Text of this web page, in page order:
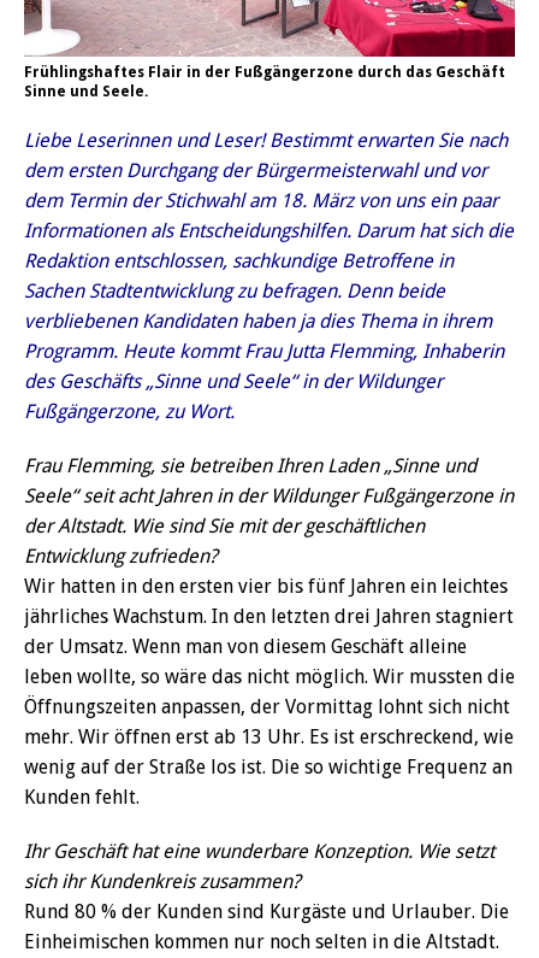
Frühlingshaftes Flair in der Fußgängerzone durch das Geschäft
Sinne und Seele.
Liebe Leserinnen und Leser! Bestimmt erwarten Sie nach
dem ersten Durchgang der Bürgermeisterwahl und vor
dem Termin der Stichwahl am 18. März von uns ein paar
Informationen als Entscheidungshilfen. Darum hat sich die
Redaktion entschlossen, sachkundige Betroffene in
Sachen Stadtentwicklung zu befragen. Denn beide
verbliebenen Kandidaten haben ja dies Thema in ihrem
Programm. Heute kommt Frau Jutta Flemming, Inhaberin
des Geschäfts „Sinne und Seele“ in der Wildunger
Fußgängerzone, zu Wort.
Frau Flemming, sie betreiben Ihren Laden „Sinne und
Seele“ seit acht Jahren in der Wildunger Fußgängerzone in
der Altstadt. Wie sind Sie mit der geschäftlichen
Entwicklung zufrieden?
Wir hatten in den ersten vier bis fünf Jahren ein leichtes
jährliches Wachstum. In den letzten drei Jahren stagniert
der Umsatz. Wenn man von diesem Geschäft alleine
leben wollte, so wäre das nicht möglich. Wir mussten die
Öffnungszeiten anpassen, der Vormittag lohnt sich nicht
mehr. Wir öffnen erst ab 13 Uhr. Es ist erschreckend, wie
wenig auf der Straße los ist. Die so wichtige Frequenz an
Kunden fehlt.
Ihr Geschäft hat eine wunderbare Konzeption. Wie setzt
sich ihr Kundenkreis zusammen?
Rund 80 % der Kunden sind Kurgäste und Urlauber. Die
Einheimischen kommen nur noch selten in die Altstadt.